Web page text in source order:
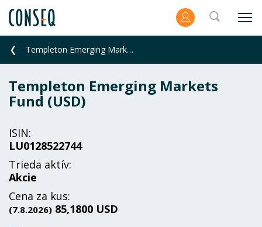
Templeton Emerging Markets Fund (USD)
Templeton Emerging Markets
Fund (USD)
ISIN:
LU0128522744
Trieda aktív:
Akcie
Cena za kus:
(7.8.2026) 85,1800 USD